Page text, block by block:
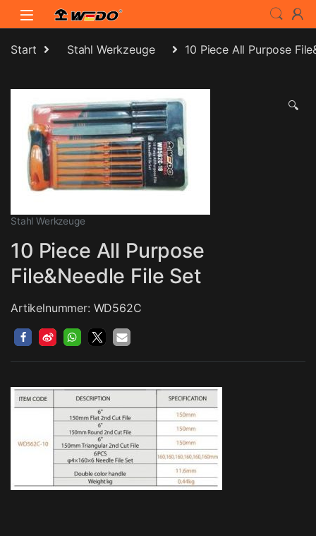
Skip to navigation
Skip to content
Start Stahl Werkzeuge 10 Piece All Purpose
🔍
Stahl Werkzeuge
10 Piece All Purpose
File&Needle File Set
Artikelnummer: WD562C